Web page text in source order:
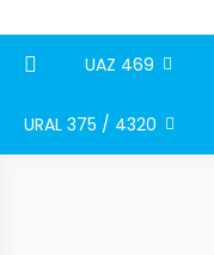
UAZ 469
URAL 375 / 4320